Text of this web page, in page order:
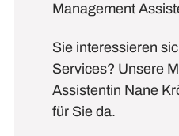
Management
Sie interessieren
Services? Unsere
Assistentin Nane
für Sie da.